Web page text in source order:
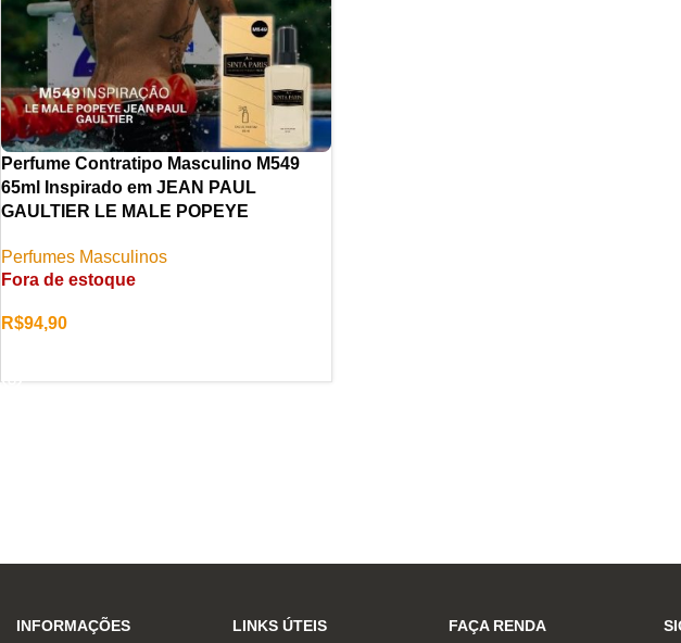
Perfume Contratipo Masculino M549
65ml Inspirado em JEAN PAUL
GAULTIER LE MALE POPEYE
Perfumes Masculinos
Fora de estoque
R$94,90
INFORMAÇÕES LINKS ÚTEIS FAÇA RENDA